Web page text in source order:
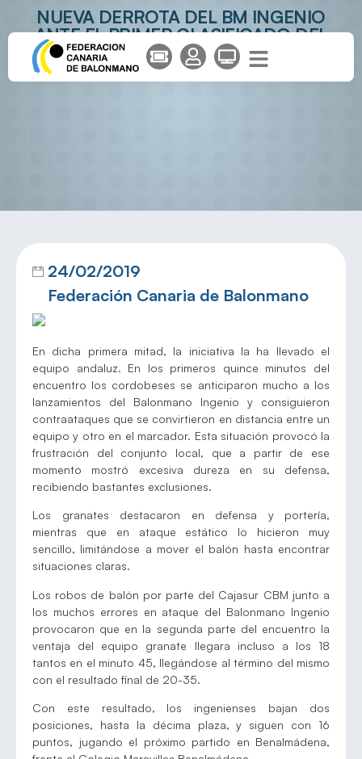
NUEVA DERROTA DEL BM INGENIO
ANTE EL PRIMER CLASIFICADO DEL
‘GRUPO F’
24/02/2019
Federación Canaria de Balonmano
En dicha primera mitad, la iniciativa la ha llevado el
equipo andaluz. En los primeros quince minutos del
encuentro los cordobeses se anticiparon mucho a los
lanzamientos del Balonmano Ingenio y consiguieron
contraataques que se convirtieron en distancia entre un
equipo y otro en el marcador. Esta situación provocó la
frustración del conjunto local, que a partir de ese
momento mostró excesiva dureza en su defensa,
recibiendo bastantes exclusiones.
Los granates destacaron en defensa y portería,
mientras que en ataque estático lo hicieron muy
sencillo, limitándose a mover el balón hasta encontrar
situaciones claras.
Los robos de balón por parte del Cajasur CBM junto a
los muchos errores en ataque del Balonmano Ingenio
provocaron que en la segunda parte del encuentro la
ventaja del equipo granate llegara incluso a los 18
tantos en el minuto 45, llegándose al término del mismo
con el resultado final de 20-35.
Con este resultado, los ingenienses bajan dos
posiciones, hasta la décima plaza, y siguen con 16
puntos, jugando el próximo partido en Benalmádena,